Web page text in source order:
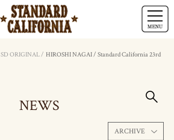
SD ORIGINAL/ HIROSHI NAGAI / Standard California 23rd
NEWS
ARCHIVE